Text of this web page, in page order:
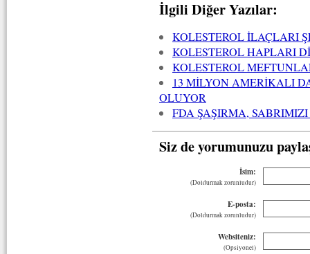
İlgili Diğer Yazılar:
KOLESTEROL İLAÇLARI
KOLESTEROL HAPLARI
KOLESTEROL
13 MİLYON AMERİKALI
OLUYOR
FDA ŞAŞIRMA,
Siz de yorumunuzu
İsim:
(Doldurmak zorunludur)
E-posta:
(Doldurmak zorunludur)
Websiteniz:
(Opsiyonel)